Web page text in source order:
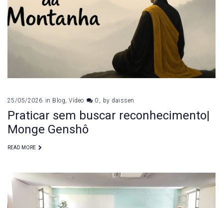
zen
25/05/2026 in Blog,Vídeo 0 by daissen
Praticar sem buscar reconhecimento|
Monge Genshô
READ MORE